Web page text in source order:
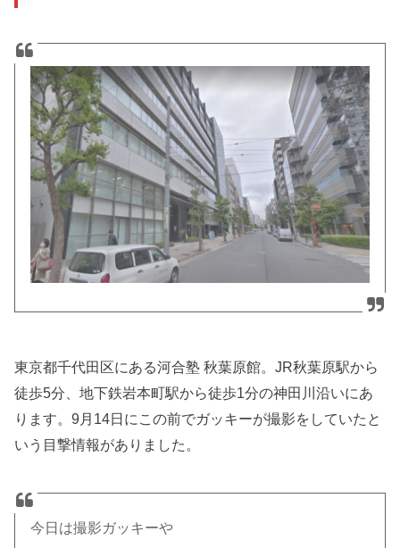
東京都千代田区にある河合塾 秋葉原館。JR秋葉原駅から
徒歩5分、地下鉄岩本町駅から徒歩1分の神田川沿いにあ
ります。9月14日にこの前でガッキーが撮影をしていたと
いう目撃情報がありました。
今日は撮影ガッキーや